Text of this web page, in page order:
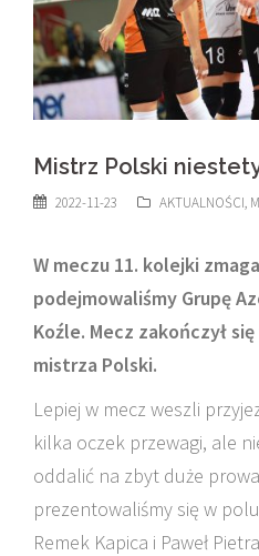
Mistrz Polski
2022-11-23 AKTUALNOŚCI,
W meczu 11. kolejki
podejmowaliśmy Grupę
Koźle. Mecz zakończył
mistrza Polski.
Lepiej w mecz weszli
kilka oczek przewagi, ale
oddalić na zbyt duże
prezentowaliśmy się w
Remek Kapica i Paweł